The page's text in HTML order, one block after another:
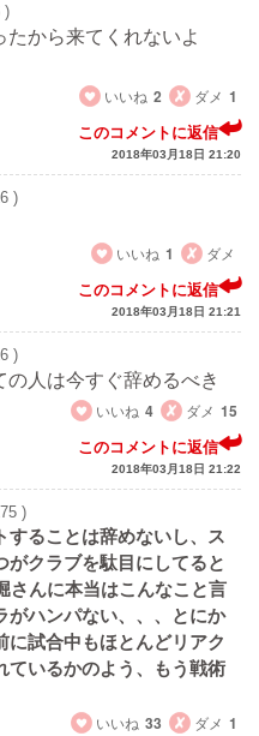
)
から来てくれないよ
いいね 2 ダメ 1
このコメントに返信
2018年03月18日 21:20
)
いいね 1 ダメ
このコメントに返信
2018年03月18日 21:21
)
人は今すぐ辞めるべき
いいね 4 ダメ 15
このコメントに返信
2018年03月18日 21:22
)
することは辞めないし、ス
がクラブを駄目にしてると
さんに本当はこんなこと言
がハンパない、、、とにか
に試合中もほとんどリアク
ているかのよう、もう戦術
いいね 33 ダメ 1